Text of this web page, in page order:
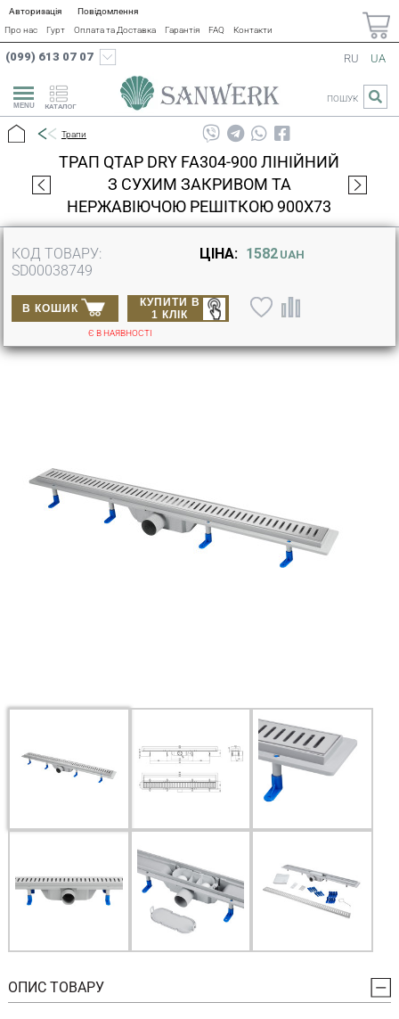
Авторизація
Повідомлення
Про нас
Гурт Оплата та Доставка Гарантія FAQ Контакти
(099) 613 07 07
КАТАЛОГ
RU UA
ПОШУК
Трапи
ТРАП QTAP DRY FA304-900 ЛІНІЙНИЙ
З СУХИМ ЗАКРИВОМ ТА
НЕРЖАВІЮЧОЮ РЕШІТКОЮ 900Х73
КОД ТОВАРУ:
SD00038749
ЦІНА: 1582 UAH
В КОШИК
КУПИТИ В
1 КЛІК
Є В НАЯВНОСТІ
ОПИС ТОВАРУ